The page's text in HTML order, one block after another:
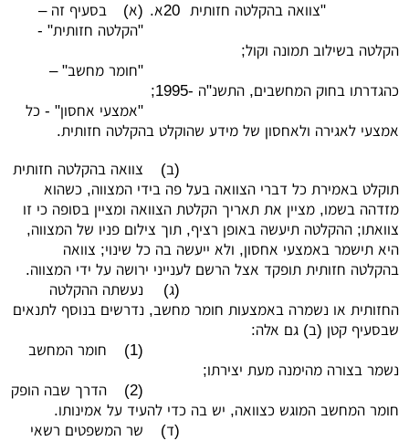
"צוואה בהקלטה חזותית 20א. (א)
בסעיף זה –
"הקלטה חזותית" -
הקלטה בשילוב תמונה וקול;
"חומר מחשב" –
כהגדרתו בחוק המחשבים, התשנ"ה -1995;
"אמצעי אחסון" - כל
אמצעי לאגירה ולאחסון של מידע שהוקלט בהקלטה חזותית.
(ב)
צוואה בהקלטה חזותית
תוקלט באמירת כל דברי הצוואה בעל פה בידי המצווה, כשהוא
מזדהה בשמו, מציין את תאריך הקלטת הצוואה ומציין בסופה כי זו
צוואתו; ההקלטה תיעשה באופן רציף, תוך צילום פניו של המצווה,
היא תישמר באמצעי אחסון, ולא ייעשה בה כל שינוי; צוואה
בהקלטה חזותית תופקד אצל הרשם לענייני ירושה על ידי המצווה.
(ג)
נעשתה ההקלטה
החזותית או נשמרה באמצעות חומר מחשב, נדרשים בנוסף לתנאים
שבסעיף קטן (ב) גם אלה:
(1)
חומר המחשב
נשמר בצורה מהימנה מעת יצירתו;
(2)
הדרך שבה הופק
חומר המחשב המוגש כצוואה, יש בה כדי להעיד על אמינותו.
(ד)
שר המשפטים רשאי